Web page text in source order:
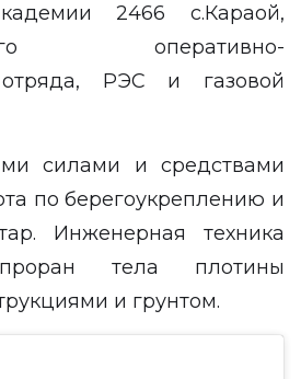
2466 с.Караой,
оперативно-
отряда, РЭС и газовой
силами и средствами
по берегоукреплению и
Инженерная техника
тела плотины
и грунтом.